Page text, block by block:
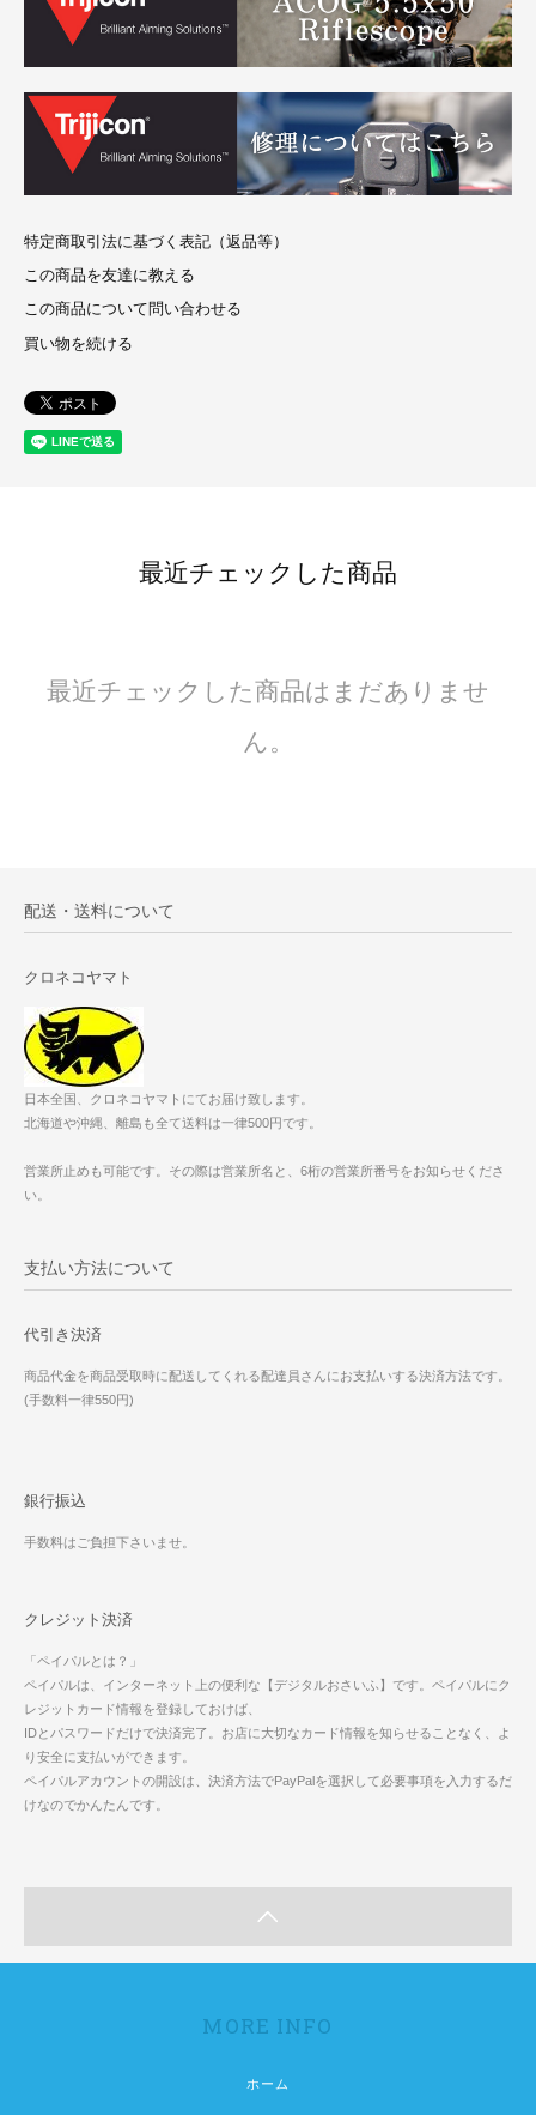
特定商取引法に基づく表記（返品等）
この商品を友達に教える
この商品について問い合わせる
買い物を続ける
最近チェックした商品
最近チェックした商品はまだありませ
ん。
配送・送料について
クロネコヤマト
日本全国、クロネコヤマトにてお届け致します。
北海道や沖縄、離島も全て送料は一律500円です。
営業所止めも可能です。その際は営業所名と、6桁の営業所番号をお知らせくださ
い。
支払い方法について
代引き決済
商品代金を商品受取時に配送してくれる配達員さんにお支払いする決済方法です。
(手数料一律550円)
銀行振込
手数料はご負担下さいませ。
クレジット決済
「ペイパルとは？」
ペイパルは、インターネット上の便利な【デジタルおさいふ】です。ペイパルにク
レジットカード情報を登録しておけば、
IDとパスワードだけで決済完了。お店に大切なカード情報を知らせることなく、よ
り安全に支払いができます。
ペイパルアカウントの開設は、決済方法でPayPalを選択して必要事項を入力するだ
けなのでかんたんです。
MORE INFO
ホーム